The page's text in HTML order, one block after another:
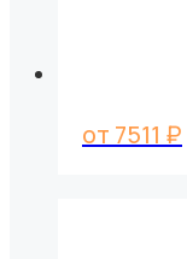
от 7511 ₽